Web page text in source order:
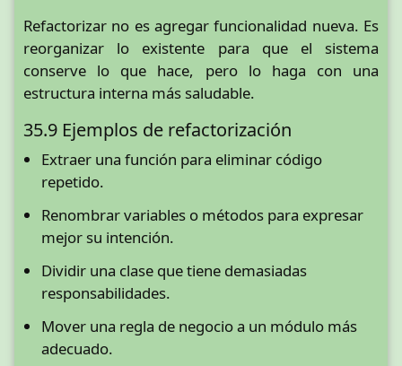
Refactorizar no es agregar funcionalidad nueva. Es
reorganizar lo existente para que el sistema
conserve lo que hace, pero lo haga con una
estructura interna más saludable.
35.9 Ejemplos de refactorización
Extraer una función para eliminar código
repetido.
Renombrar variables o métodos para expresar
mejor su intención.
Dividir una clase que tiene demasiadas
responsabilidades.
Mover una regla de negocio a un módulo más
adecuado.